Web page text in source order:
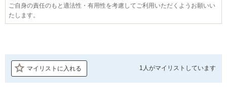
ご自身の責任のもと適法性・有用性を考慮してご利用いただくようお願いい
たします。
マイリストに入れる 1人がマイリストしています